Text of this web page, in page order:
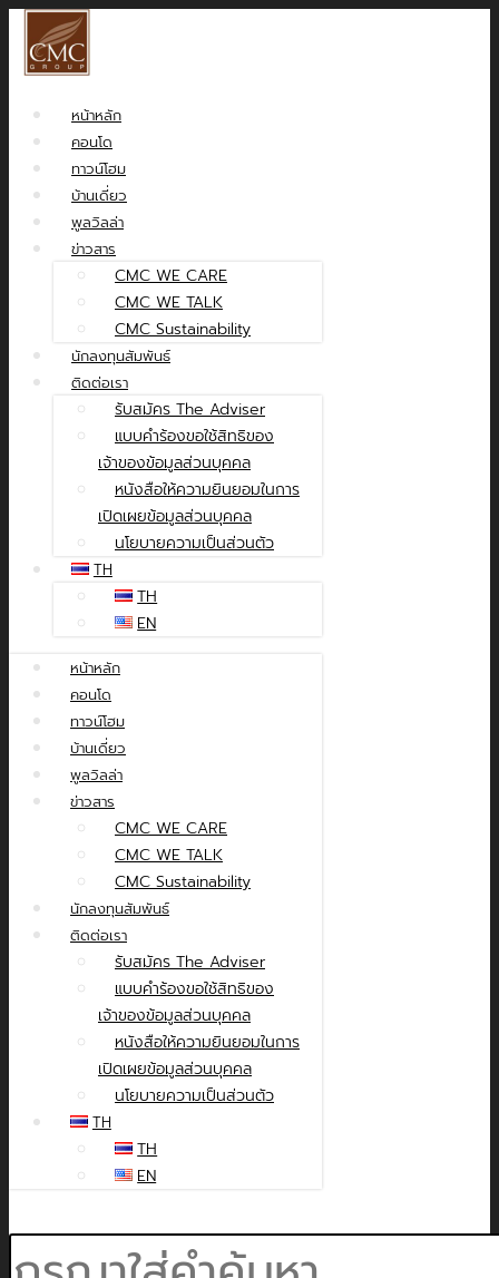
หน้าหลัก
คอนโด
ทาวน์โฮม
บ้านเดี่ยว
พูลวิลล่า
ข่าวสาร
CMC WE CARE
CMC WE TALK
CMC Sustainability
นักลงทุนสัมพันธ์
ติดต่อเรา
รับสมัคร The Adviser
แบบคำร้องขอใช้สิทธิของ
เจ้าของข้อมูลส่วนบุคคล
หนังสือให้ความยินยอมในการ
เปิดเผยข้อมูลส่วนบุคคล
นโยบายความเป็นส่วนตัว
TH
TH
EN
หน้าหลัก
คอนโด
ทาวน์โฮม
บ้านเดี่ยว
พูลวิลล่า
ข่าวสาร
CMC WE CARE
CMC WE TALK
CMC Sustainability
นักลงทุนสัมพันธ์
ติดต่อเรา
รับสมัคร The Adviser
แบบคำร้องขอใช้สิทธิของ
เจ้าของข้อมูลส่วนบุคคล
หนังสือให้ความยินยอมในการ
เปิดเผยข้อมูลส่วนบุคคล
นโยบายความเป็นส่วนตัว
TH
TH
EN